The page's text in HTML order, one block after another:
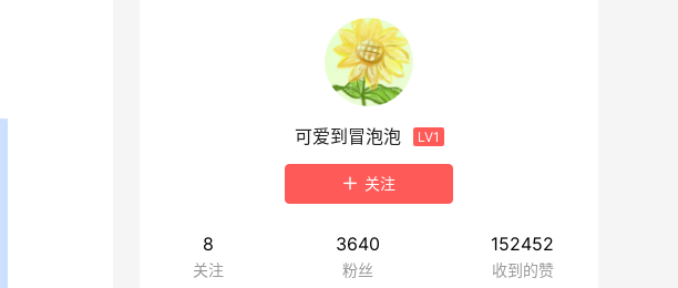
可爱到冒泡泡 LV1
关注
8
关注
3640
粉丝
152452
收到的赞